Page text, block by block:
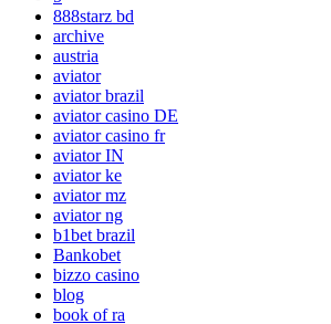
888starz bd
archive
austria
aviator
aviator brazil
aviator casino DE
aviator casino fr
aviator IN
aviator ke
aviator mz
aviator ng
b1bet brazil
Bankobet
bizzo casino
blog
book of ra